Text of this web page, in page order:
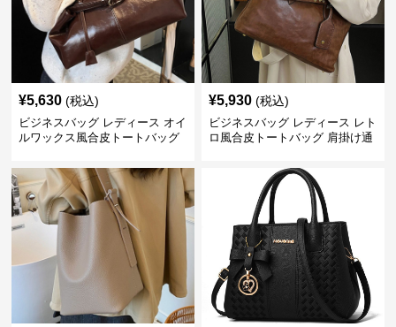
¥5,630 (税込)
ビジネスバッグ レディース オイ
ルワックス風合皮トートバッグ
¥5,930 (税込)
ビジネスバッグ レディース レト
ロ風合皮トートバッグ 肩掛け通